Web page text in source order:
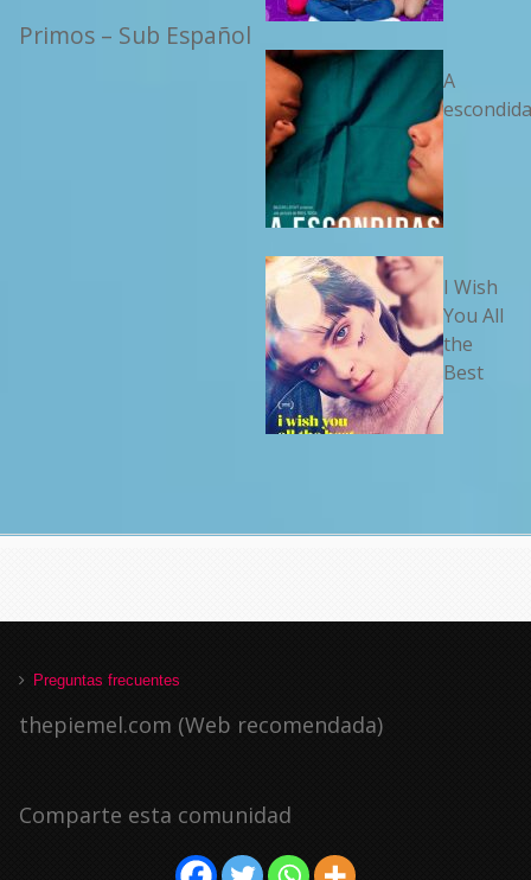
Primos – Sub Español
A
I Wish
You All
the
Best
Preguntas frecuentes
thepiemel.com (Web recomendada)
Comparte esta comunidad